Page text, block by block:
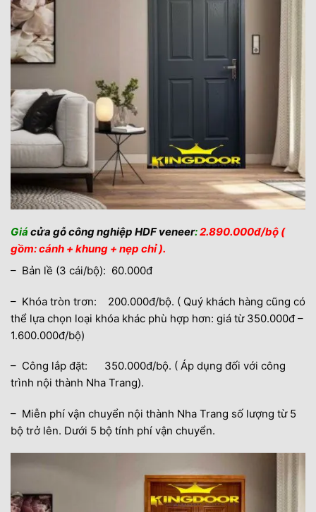
Giá cửa gỗ công nghiệp HDF veneer:2.890.000đ/bộ (
gồm: cánh + khung + nẹp chỉ ).
– Bản lề (3 cái/bộ): 60.000đ
– Khóa tròn trơn: 200.000đ/bộ. ( Quý khách hàng cũng có
thể lựa chọn loại khóa khác phù hợp hơn: giá từ 350.000đ –
1.600.000đ/bộ)
– Công lắp đặt: 350.000đ/bộ. ( Áp dụng đối với công
trình nội thành Nha Trang).
– Miễn phí vận chuyển nội thành Nha Trang số lượng từ 5
bộ trở lên. Dưới 5 bộ tính phí vận chuyển.